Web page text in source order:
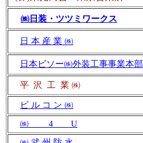
㈱日装・ツツミワークス
日 本 産 業 ㈱
日本ビソー㈱外装工事事業本部
平 沢 工 業 ㈱
ビ ル コ ン ㈱
㈱ 4 U